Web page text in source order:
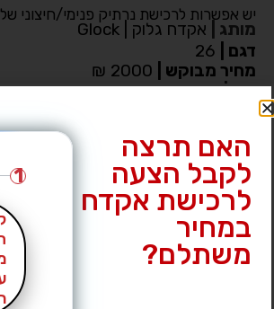
יש אפשרות לרכישת נרתיק פנימי/חיצוני של AlienGear.
מותג
אקדח גלוק | Glock
דגם
מחיר מבוקש
עיר| חולון
לחץ לצפייה במס’ טלפון »
האם תרצה
לקבל הצעה
לרכישת אקדח
במחיר
משתלם?
1